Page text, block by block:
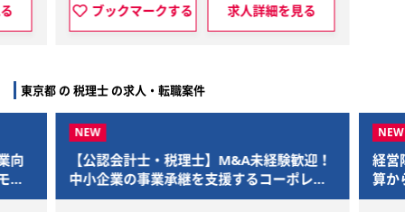
クする 求人詳細を見る ブックマークする
東京都 の 税理士 の求人・転職案件
【公認会計士・税理士】M&A未経験歓迎！
中小企業の事業承継を支援するコーポレー
トアドバイザー
経営陣と伴走す
算からグルー
を一気通貫で担